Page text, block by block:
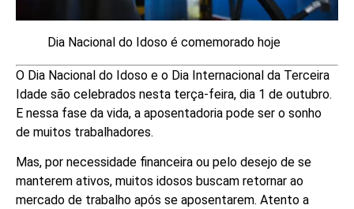
Dia Nacional do Idoso é comemorado hoje
O Dia Nacional do Idoso e o Dia Internacional da Terceira
Idade são celebrados nesta terça-feira, dia 1 de outubro.
E nessa fase da vida, a aposentadoria pode ser o sonho
de muitos trabalhadores.
Mas, por necessidade financeira ou pelo desejo de se
manterem ativos, muitos idosos buscam retornar ao
mercado de trabalho após se aposentarem. Atento a